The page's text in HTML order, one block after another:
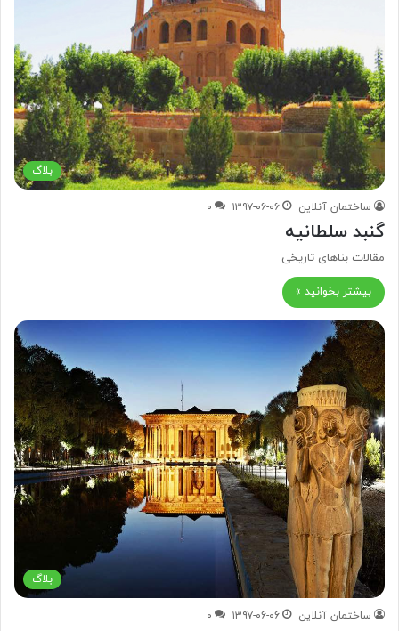
بلاگ
ساختمان آنلاین ۱۳۹۷-۰۶-۰۶ ۰
گنبد سلطانیه
مقالات بناهای تاریخی
بیشتر بخوانید »
بلاگ
ساختمان آنلاین ۱۳۹۷-۰۶-۰۶ ۰